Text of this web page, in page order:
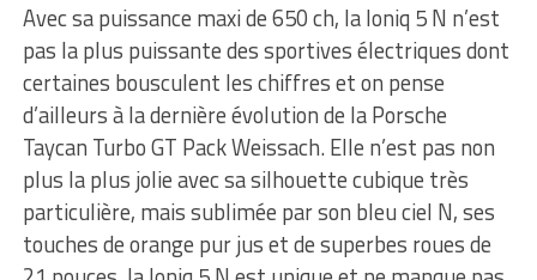
Avec sa puissance maxi de 650 ch, la Ioniq 5 N n’est
pas la plus puissante des sportives électriques dont
certaines bousculent les chiffres et on pense
d’ailleurs à la dernière évolution de la Porsche
Taycan Turbo GT Pack Weissach. Elle n’est pas non
plus la plus jolie avec sa silhouette cubique très
particulière, mais sublimée par son bleu ciel N, ses
touches de orange pur jus et de superbes roues de